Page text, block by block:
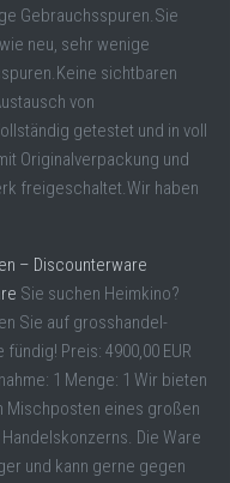
Gebrauchsspuren.Sie
neu, sehr wenige
sichtbaren
von
getestet und in voll
Originalverpackung und
freigeschaltet.Wir haben
– Discounterware
Sie suchen Heimkino?
Sie auf grosshandel-
Preis: 4900,00 EUR
1 Menge: 1 Wir bieten
Mischposten eines großen
Die Ware
und kann gerne gegen